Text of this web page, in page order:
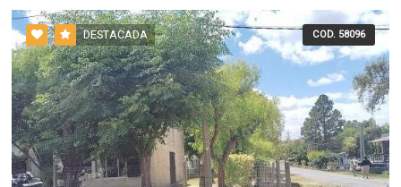
DESTACADA COD. 58096